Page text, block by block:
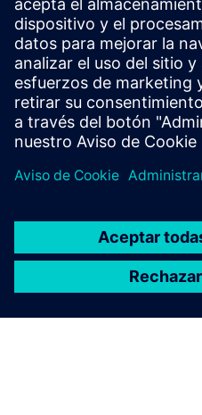
Mejorar el seguimiento de los
salud, mejorar el
seguridad de los pacientes y
operativos, aumentar la
emisiones de CO2